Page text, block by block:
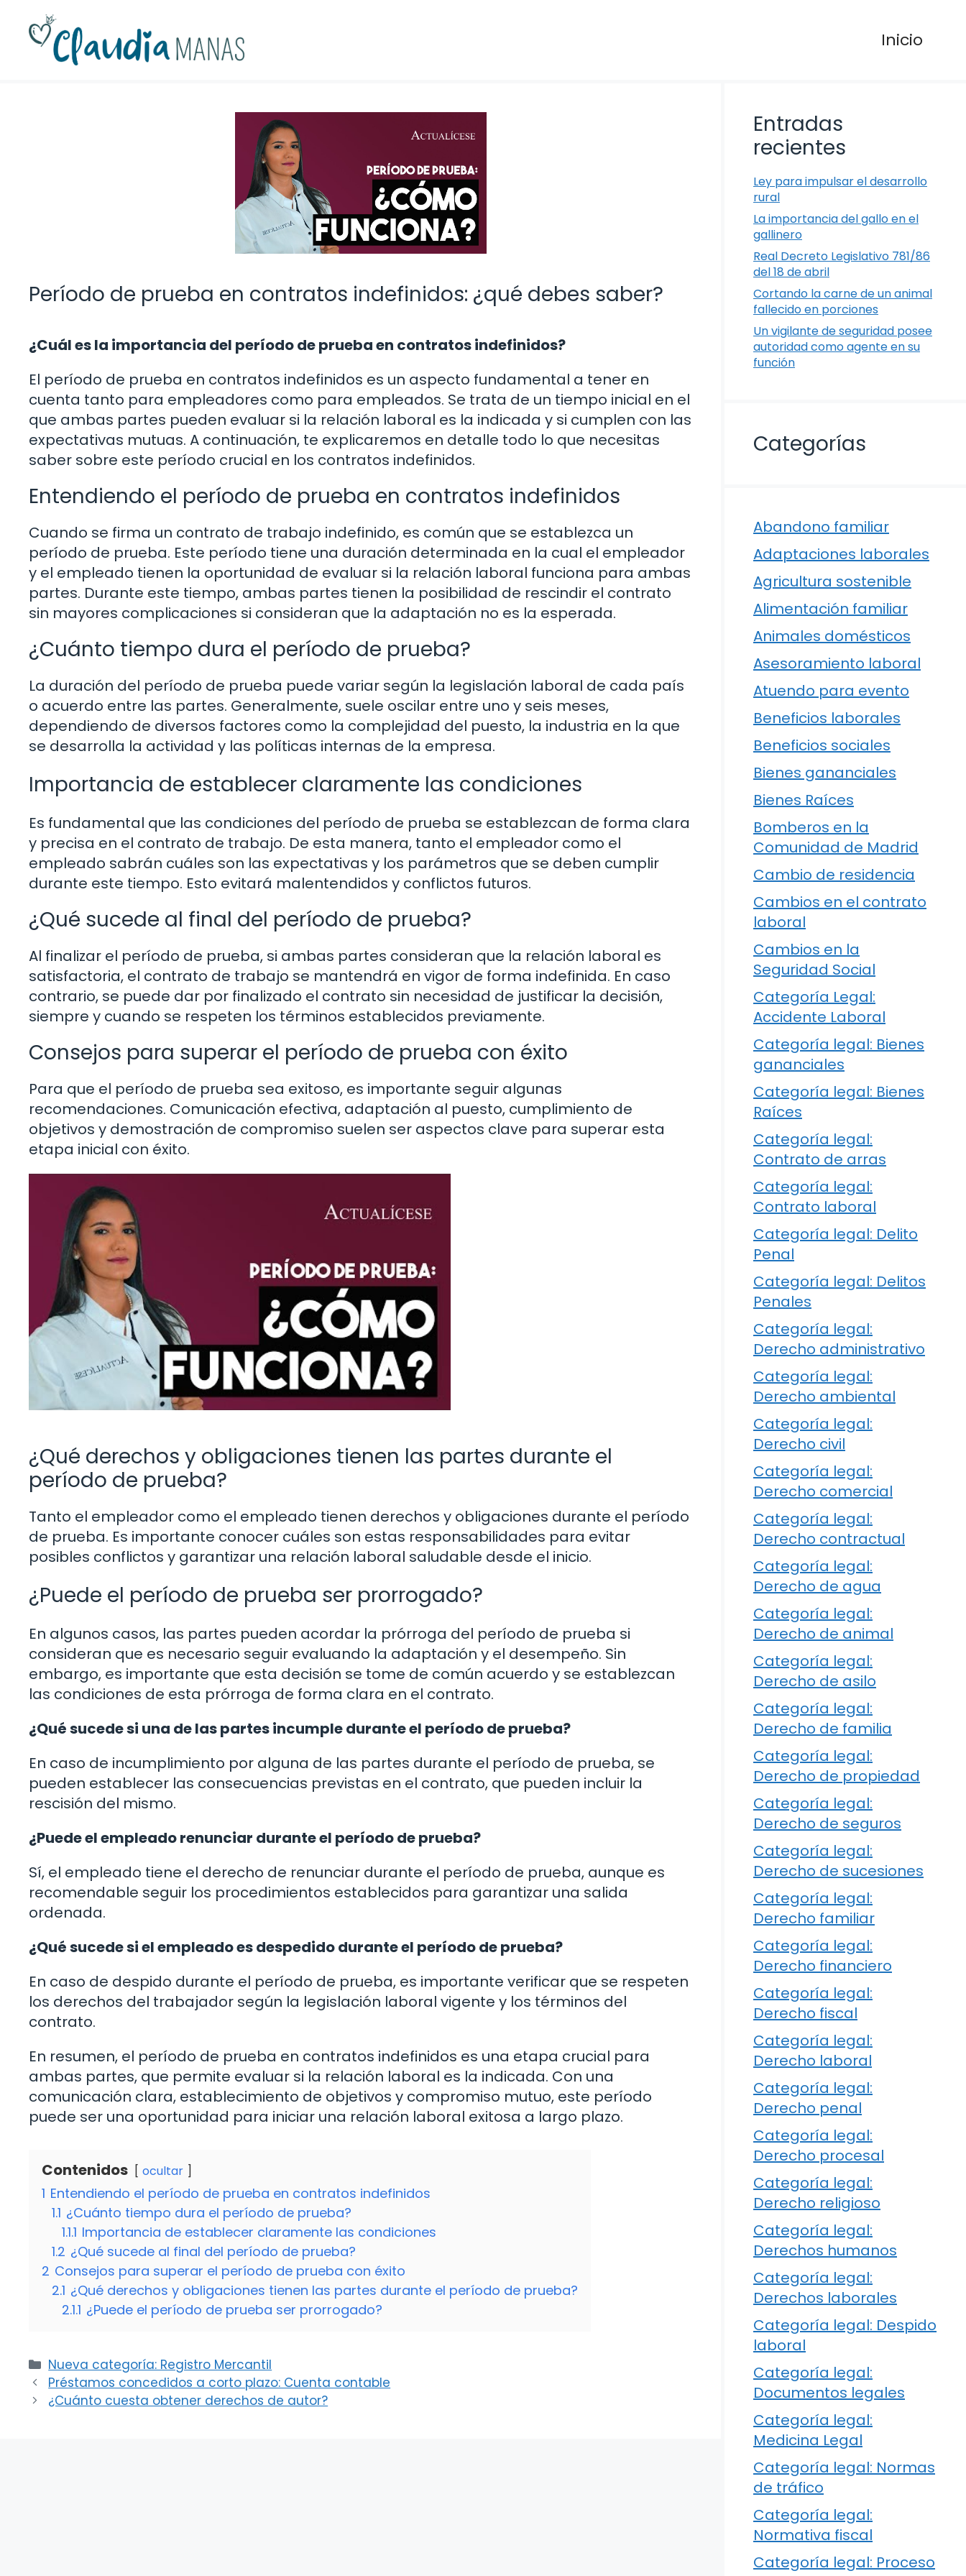
contenido
Inicio
Período de prueba en contratos indefinidos: ¿qué debes saber?
¿Cuál es la importancia del período de prueba en contratos indefinidos?
El período de prueba en contratos indefinidos es un aspecto fundamental a tener en
cuenta tanto para empleadores como para empleados. Se trata de un tiempo inicial en el
que ambas partes pueden evaluar si la relación laboral es la indicada y si cumplen con las
expectativas mutuas. A continuación, te explicaremos en detalle todo lo que necesitas
saber sobre este período crucial en los contratos indefinidos.
Entendiendo el período de prueba en contratos indefinidos
Cuando se firma un contrato de trabajo indefinido, es común que se establezca un
período de prueba. Este período tiene una duración determinada en la cual el empleador
y el empleado tienen la oportunidad de evaluar si la relación laboral funciona para ambas
partes. Durante este tiempo, ambas partes tienen la posibilidad de rescindir el contrato
sin mayores complicaciones si consideran que la adaptación no es la esperada.
¿Cuánto tiempo dura el período de prueba?
La duración del período de prueba puede variar según la legislación laboral de cada país
o acuerdo entre las partes. Generalmente, suele oscilar entre uno y seis meses,
dependiendo de diversos factores como la complejidad del puesto, la industria en la que
se desarrolla la actividad y las políticas internas de la empresa.
Importancia de establecer claramente las condiciones
Es fundamental que las condiciones del período de prueba se establezcan de forma clara
y precisa en el contrato de trabajo. De esta manera, tanto el empleador como el
empleado sabrán cuáles son las expectativas y los parámetros que se deben cumplir
durante este tiempo. Esto evitará malentendidos y conflictos futuros.
¿Qué sucede al final del período de prueba?
Al finalizar el período de prueba, si ambas partes consideran que la relación laboral es
satisfactoria, el contrato de trabajo se mantendrá en vigor de forma indefinida. En caso
contrario, se puede dar por finalizado el contrato sin necesidad de justificar la decisión,
siempre y cuando se respeten los términos establecidos previamente.
Consejos para superar el período de prueba con éxito
Para que el período de prueba sea exitoso, es importante seguir algunas
recomendaciones. Comunicación efectiva, adaptación al puesto, cumplimiento de
objetivos y demostración de compromiso suelen ser aspectos clave para superar esta
etapa inicial con éxito.
¿Qué derechos y obligaciones tienen las partes durante el
período de prueba?
Tanto el empleador como el empleado tienen derechos y obligaciones durante el período
de prueba. Es importante conocer cuáles son estas responsabilidades para evitar
posibles conflictos y garantizar una relación laboral saludable desde el inicio.
¿Puede el período de prueba ser prorrogado?
En algunos casos, las partes pueden acordar la prórroga del período de prueba si
consideran que es necesario seguir evaluando la adaptación y el desempeño. Sin
embargo, es importante que esta decisión se tome de común acuerdo y se establezcan
las condiciones de esta prórroga de forma clara en el contrato.
¿Qué sucede si una de las partes incumple durante el período de prueba?
En caso de incumplimiento por alguna de las partes durante el período de prueba, se
pueden establecer las consecuencias previstas en el contrato, que pueden incluir la
rescisión del mismo.
¿Puede el empleado renunciar durante el período de prueba?
Sí, el empleado tiene el derecho de renunciar durante el período de prueba, aunque es
recomendable seguir los procedimientos establecidos para garantizar una salida
ordenada.
¿Qué sucede si el empleado es despedido durante el período de prueba?
En caso de despido durante el período de prueba, es importante verificar que se respeten
los derechos del trabajador según la legislación laboral vigente y los términos del
contrato.
En resumen, el período de prueba en contratos indefinidos es una etapa crucial para
ambas partes, que permite evaluar si la relación laboral es la indicada. Con una
comunicación clara, establecimiento de objetivos y compromiso mutuo, este período
puede ser una oportunidad para iniciar una relación laboral exitosa a largo plazo.
Contenidos ocultar
1 Entendiendo el período de prueba en contratos indefinidos
1.1 ¿Cuánto tiempo dura el período de prueba?
1.1.1 Importancia de establecer claramente las condiciones
1.2 ¿Qué sucede al final del período de prueba?
2 Consejos para superar el período de prueba con éxito
2.1 ¿Qué derechos y obligaciones tienen las partes durante el período de prueba?
2.1.1 ¿Puede el período de prueba ser prorrogado?
Categorías
Nueva categoría: Registro Mercantil
Préstamos concedidos a corto plazo: Cuenta contable
¿Cuánto cuesta obtener derechos de autor?
Entradas
recientes
Ley para impulsar el desarrollo
rural
La importancia del gallo en el
gallinero
Real Decreto Legislativo 781/86
del 18 de abril
Cortando la carne de un animal
fallecido en porciones
Un vigilante de seguridad posee
autoridad como agente en su
función
Categorías
Abandono familiar
Adaptaciones laborales
Agricultura sostenible
Alimentación familiar
Animales domésticos
Asesoramiento laboral
Atuendo para evento
Beneficios laborales
Beneficios sociales
Bienes gananciales
Bienes Raíces
Bomberos en la
Comunidad de Madrid
Cambio de residencia
Cambios en el contrato
laboral
Cambios en la
Seguridad Social
Categoría Legal:
Accidente Laboral
Categoría legal: Bienes
gananciales
Categoría legal: Bienes
Raíces
Categoría legal:
Contrato de arras
Categoría legal:
Contrato laboral
Categoría legal: Delito
Penal
Categoría legal: Delitos
Penales
Categoría legal:
Derecho administrativo
Categoría legal:
Derecho ambiental
Categoría legal:
Derecho civil
Categoría legal:
Derecho comercial
Categoría legal:
Derecho contractual
Categoría legal:
Derecho de agua
Categoría legal:
Derecho de animal
Categoría legal:
Derecho de asilo
Categoría legal:
Derecho de familia
Categoría legal:
Derecho de propiedad
Categoría legal:
Derecho de seguros
Categoría legal:
Derecho de sucesiones
Categoría legal:
Derecho familiar
Categoría legal:
Derecho financiero
Categoría legal:
Derecho fiscal
Categoría legal:
Derecho laboral
Categoría legal:
Derecho penal
Categoría legal:
Derecho procesal
Categoría legal:
Derecho religioso
Categoría legal:
Derechos humanos
Categoría legal:
Derechos laborales
Categoría legal: Despido
laboral
Categoría legal:
Documentos legales
Categoría legal:
Medicina Legal
Categoría legal: Normas
de tráfico
Categoría legal:
Normativa fiscal
Categoría legal: Proceso